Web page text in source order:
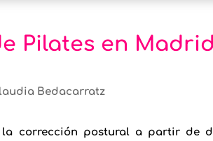
Pilates en
Bedacarratz
la corrección postural a partir de